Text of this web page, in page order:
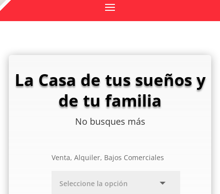
La Casa de tus sueños y
de tu familia
No busques más
Venta, Alquiler, Bajos Comerciales